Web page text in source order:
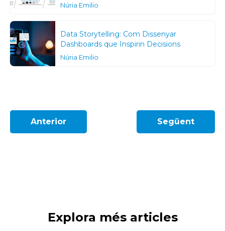
Núria Emilio
Data Storytelling: Com Dissenyar
Dashboards que Inspirin Decisions
Núria Emilio
Anterior Següent
Explora més articles